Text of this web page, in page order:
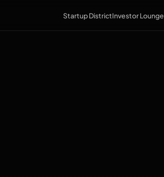
Startup DistrictInvestor Lounge